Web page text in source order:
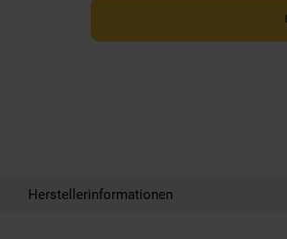
Herstellerinformationen